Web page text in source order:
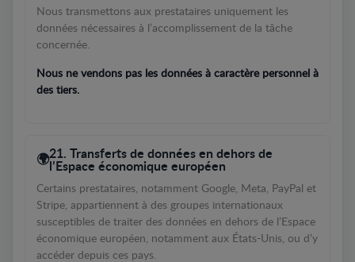
Nous transmettons aux prestataires uniquement les
données nécessaires à l’accomplissement de la tâche
concernée.
Nous ne vendons pas les données à caractère personnel à
des tiers.
21. Transferts de données en dehors de
l’Espace économique européen
Certains prestataires, notamment Google, Meta, PayPal et
Stripe, appartiennent à des groupes internationaux
susceptibles de traiter des données en dehors de l’Espace
économique européen, notamment aux États-Unis, ou d’y
accéder depuis ces pays.